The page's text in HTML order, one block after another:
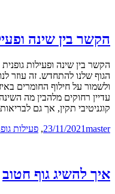
הקשר בין שינה
הקשר בין שינה ופעילות
הגוף שלנו להתחדש. זה עוזר
ולשמור על חילוף החומרים
עדיין רחוקים מלהבין מה
קוגניטיבי תקין, אך גם
23/11/2021master
, פעילות
איך להשיג גוף חטוב